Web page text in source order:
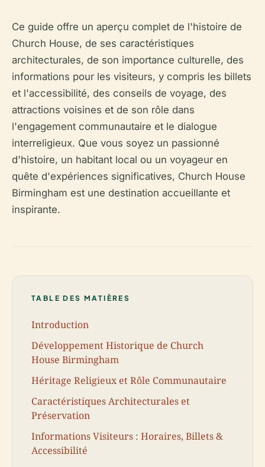
Ce guide offre un aperçu complet de l'histoire de
Church House, de ses caractéristiques
architecturales, de son importance culturelle, des
informations pour les visiteurs, y compris les billets
et l'accessibilité, des conseils de voyage, des
attractions voisines et de son rôle dans
l'engagement communautaire et le dialogue
interreligieux. Que vous soyez un passionné
d'histoire, un habitant local ou un voyageur en
quête d'expériences significatives, Church House
Birmingham est une destination accueillante et
inspirante.
TABLE DES MATIÈRES
Introduction
Développement Historique de Church
House Birmingham
Héritage Religieux et Rôle Communautaire
Caractéristiques Architecturales et
Préservation
Informations Visiteurs : Horaires, Billets &
Accessibilité